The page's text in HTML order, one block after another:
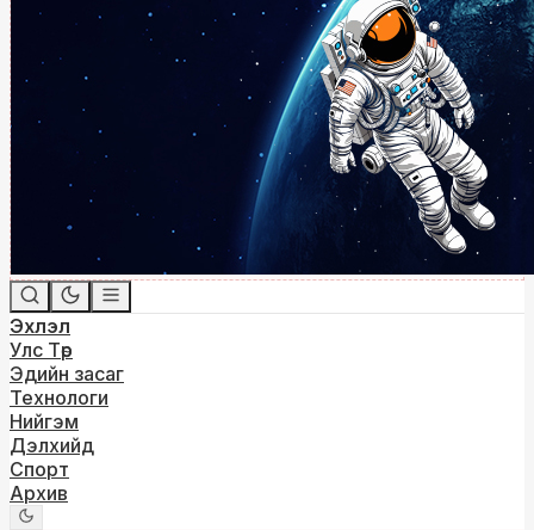
Эхлэл
Улс Төр
Эдийн засаг
Технологи
Нийгэм
Дэлхийд
Спорт
Архив